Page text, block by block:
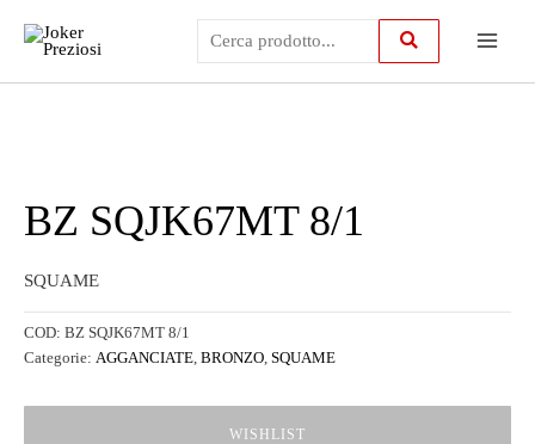
contenuto
BZ SQJK67MT 8/1
SQUAME
COD: BZ SQJK67MT 8/1
Categorie: AGGANCIATE, BRONZO, SQUAME
WISHLIST